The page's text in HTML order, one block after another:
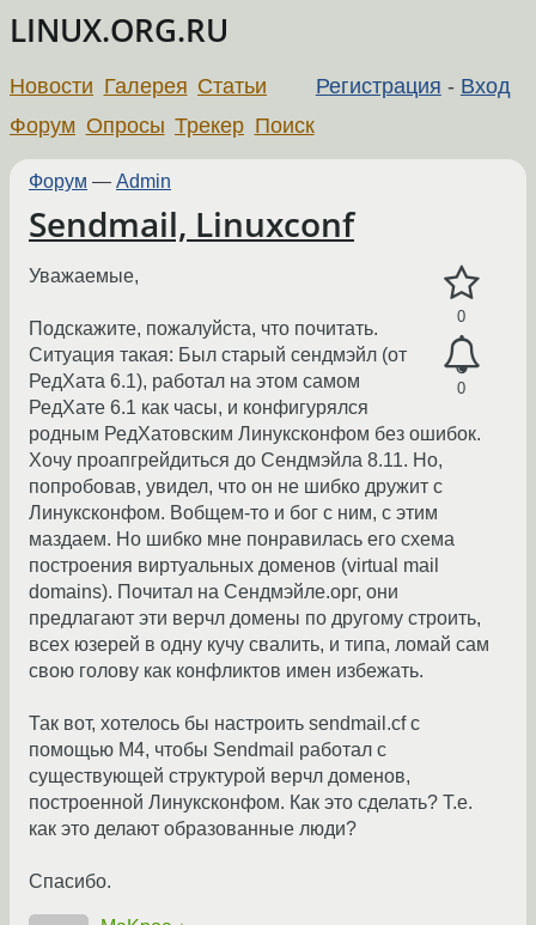
LINUX.ORG.RU
Регистрация - Вход
Новости Галерея Статьи
Форум Опросы Трекер Поиск
Форум — Admin
Sendmail, Linuxconf
0
0
Уважаемые,
Подскажите, пожалуйста, что почитать.
Ситуация такая: Был старый сендмэйл (от
РедХата 6.1), работал на этом самом
РедХате 6.1 как часы, и конфигурялся
родным РедХатовским Линуксконфом без ошибок.
Хочу проапгрейдиться до Сендмэйла 8.11. Но,
попробовав, увидел, что он не шибко дружит с
Линуксконфом. Вобщем-то и бог с ним, с этим
маздаем. Но шибко мне понравилась его схема
построения виртуальных доменов (virtual mail
domains). Почитал на Сендмэйле.орг, они
предлагают эти верчл домены по другому строить,
всех юзерей в одну кучу свалить, и типа, ломай сам
свою голову как конфликтов имен избежать.
Так вот, хотелось бы настроить sendmail.cf с
помощью M4, чтобы Sendmail работал с
существующей структурой верчл доменов,
построенной Линуксконфом. Как это сделать? Т.е.
как это делают образованные люди?
Спасибо.